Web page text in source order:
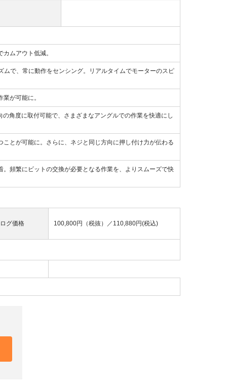
ムアウト低減。
ムで、常に動作をセンシング。リアルタイムでモーターのスピ
が可能に。
角度に取付可能で、さまざまなアングルでの作業を快適にし
とが可能に。さらに、ネジと同じ方向に押し付け力が伝わる
頻繁にビットの交換が必要となる作業を、よりスムーズで快
グ価格 100,800円（税抜）／ 110,880円(税込)